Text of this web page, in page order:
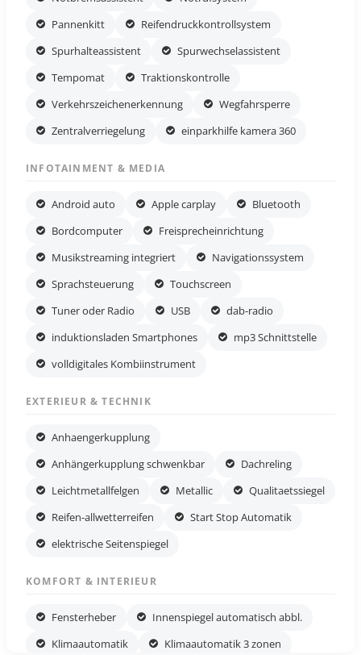
Pannenkitt
Reifendruckkontrollsystem
Spurhalteassistent
Spurwechselassistent
Tempomat
Traktionskontrolle
Verkehrszeichenerkennung
Wegfahrsperre
Zentralverriegelung
einparkhilfe kamera 360
INFOTAINMENT & MEDIA
Android auto Apple carplay
Bluetooth
Bordcomputer
Freisprecheinrichtung
Musikstreaming integriert
Navigationssystem
Sprachsteuerung
Touchscreen
Tuner oder Radio
USB
dab-radio
induktionsladen Smartphones
mp3 Schnittstelle
volldigitales Kombiinstrument
EXTERIEUR & TECHNIK
Anhaengerkupplung
Anhängerkupplung schwenkbar
Dachreling
Leichtmetallfelgen
Metallic
Qualitaetssiegel
Reifen-allwetterreifen
Start Stop Automatik
elektrische Seitenspiegel
KOMFORT & INTERIEUR
Fensterheber
Innenspiegel automatisch abbl.
Klimaautomatik
Klimaautomatik 3 zonen